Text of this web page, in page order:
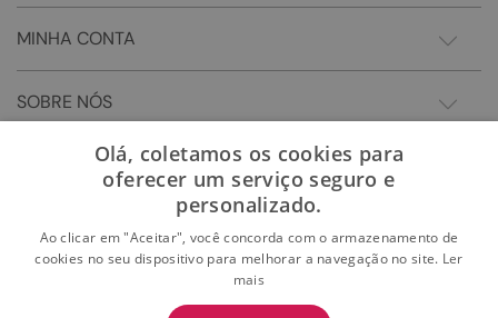
MINHA CONTA
SOBRE NÓS
Olá, coletamos os cookies para
oferecer um serviço seguro e
personalizado.
Ao clicar em "Aceitar", você concorda com o armazenamento de
cookies no seu dispositivo para melhorar a navegação no site. Ler
mais